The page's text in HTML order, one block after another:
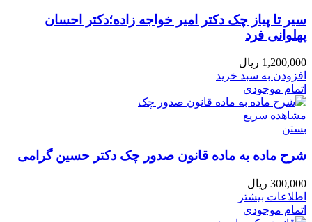
سیر تا پیاز چک دکتر امیر خواجه زاده؛دکتر احسان
پهلوانی فرد
1,200,000 ریال
افزودن به سبد خرید
اتمام موجودی
مشاهده سریع
بستن
شرح ماده به ماده قانون صدور چک دکتر حسین گرامی
300,000 ریال
اطلاعات بیشتر
اتمام موجودی